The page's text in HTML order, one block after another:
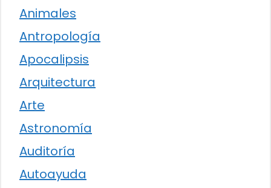
Animales
Antropología
Apocalipsis
Arquitectura
Arte
Astronomía
Auditoría
Autoayuda